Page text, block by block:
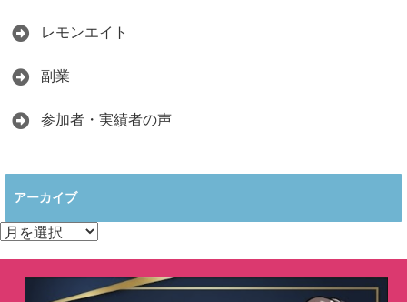
レモンエイト
副業
参加者・実績者の声
アーカイブ
ア